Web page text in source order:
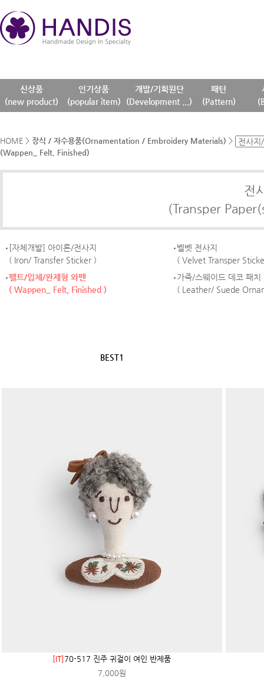
신상품
(new product)
인기상품
(popular item)
개발/기획원단
(Development ...)
패턴
(Pattern)
HOME > 장식 / 자수용품(Ornamentation / Embroidery Materials) >
(Wappen_ Felt, Finished)
전
(Transper
[자체개발] 아이론/전사지
( Iron/ Transfer Sticker )
벨벳 전사지
( Velvet Transper
펠트/입체/완제형 와펜
( Wappen_ Felt, Finished )
가죽/스웨이드 데코 패치
( Leather/ Suede
BEST1
[IT] 70-517 진주 귀걸이 여인 반제품
7,000원